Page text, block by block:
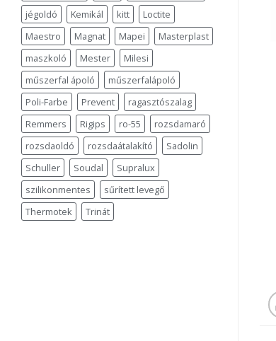
jégoldó
Kemikál kitt
Loctite
Maestro
Magnat Mapei
Masterplast
maszkoló
Mester
Milesi
műszerfal ápoló
műszerfalápoló
Poli-Farbe
Prevent
ragasztószalag
Remmers
Rigips ro-55
rozsdamaró
rozsdaoldó
rozsdaátalakító
Sadolin
Schuller
Soudal
Supralux
szilikonmentes
sűrített levegő
Thermotek
Trinát